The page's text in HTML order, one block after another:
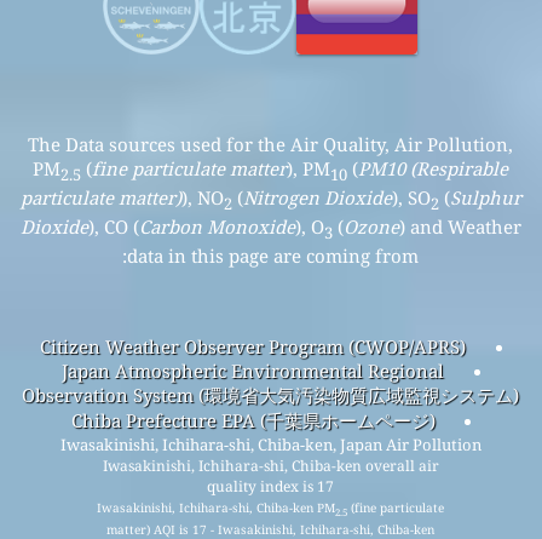
The Data sources used for the Air Quality, Air Pollution,
PM2.5(fine particulate matter), PM10(PM10 (Respirable
particulate matter)), NO2 (Nitrogen Dioxide), SO2 (Sulphur
Dioxide), CO (Carbon Monoxide), O3 (Ozone ) and Weather
data in this page are coming from:
Citizen Weather Observer Program (CWOP/APRS)
Japan Atmospheric Environmental Regional
Observation System (環境省大気汚染物質広域監視システム)
Chiba Prefecture EPA (千葉県ホームページ)
Iwasakinishi, Ichihara-shi, Chiba-ken, Japan Air Pollution
Iwasakinishi, Ichihara-shi, Chiba-ken overall air
quality index is 17
Iwasakinishi, Ichihara-shi, Chiba-ken PM2.5(fine particulate
matter) AQI is 17 - Iwasakinishi, Ichihara-shi, Chiba-ken